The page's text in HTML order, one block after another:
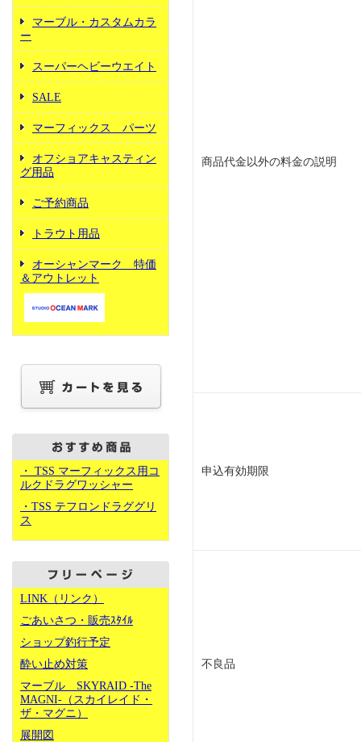
マーブル・カスタムカラ
ー
スーパーヘビーウエイト
SALE
マーフィックス パーツ
オフショアキャスティン
グ用品
ご予約商品
トラウト用品
オーシャンマーク 特価
＆アウトレット
・ TSS マーフィックス用コ
ルクドラグワッシャー
・TSS テフロンドラググリ
ス
LINK（リンク）
ごあいさつ・販売ｽﾀｲﾙ
ショップ釣行予定
酔い止め対策
マーブル SKYRAID -The
MAGNI-（スカイレイド・
ザ・マグニ）
展開図
商品代金以外の料金の説明
申込有効期限
不良品